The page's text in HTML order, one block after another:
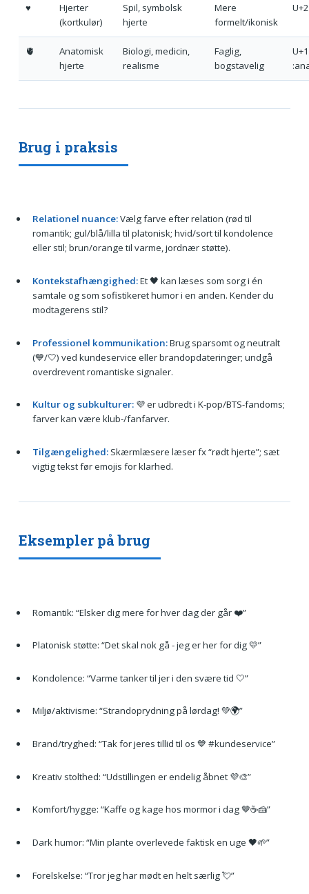
♥️
Hjerter
(kortkulør)
Spil, symbolsk
hjerte
Mere
formelt/ikonisk
🫀
Anatomisk
hjerte
Biologi, medicin,
realisme
Faglig,
bogstavelig
Brug i praksis
Relationel nuance:Vælg farve efter relation (rød til
romantik; gul/blå/lilla til platonisk; hvid/sort til kondolence
eller stil; brun/orange til varme, jordnær støtte).
Kontekstafhængighed:Et 🖤 kan læses som sorg i én
samtale og som sofistikeret humor i en anden. Kender du
modtagerens stil?
Professionel kommunikation:Brug sparsomt og neutralt
(💙/🤍) ved kundeservice eller brandopdateringer; undgå
overdrevent romantiske signaler.
Kultur og subkulturer:💜 er udbredt i K‑pop/BTS-fandoms;
farver kan være klub-/fanfarver.
Tilgængelighed:Skærmlæsere læser fx “rødt hjerte”; sæt
vigtig tekst før emojis for klarhed.
Eksempler på brug
Romantik: “Elsker dig mere for hver dag der går ❤️”
Platonisk støtte: “Det skal nok gå - jeg er her for dig 💛”
Kondolence: “Varme tanker til jer i den svære tid 🤍”
Miljø/aktivisme: “Strandoprydning på lørdag! 💚🌍”
Brand/tryghed: “Tak for jeres tillid til os 💙 #kundeservice”
Kreativ stolthed: “Udstillingen er endelig åbnet 💜🎨”
Komfort/hygge: “Kaffe og kage hos mormor i dag 🤎☕🍰”
Dark humor: “Min plante overlevede faktisk en uge 🖤🌱”
Forelskelse: “Tror jeg har mødt en helt særlig 💘”